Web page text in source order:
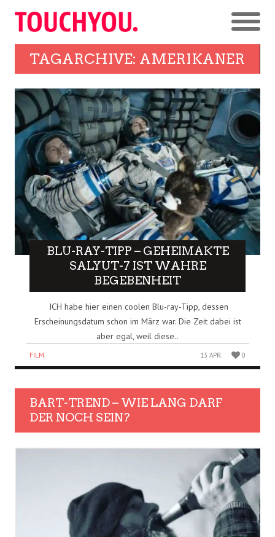
TAGARCHIVE: AMERIKANER
BLU-RAY-TIPP – GEHEIMAKTE
SALYUT-7 IST WAHRE
BEGEBENHEIT
ICH habe hier einen coolen Blu-ray-Tipp, dessen
Erscheinungsdatum schon im März war. Die Zeit dabei ist
aber egal, weil diese..
FILM 13 APR. 0
BART-TREND – WIE LANG DARF
DER NOCH SEIN?